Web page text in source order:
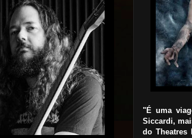
"É uma
Siccardi,
do Theatres